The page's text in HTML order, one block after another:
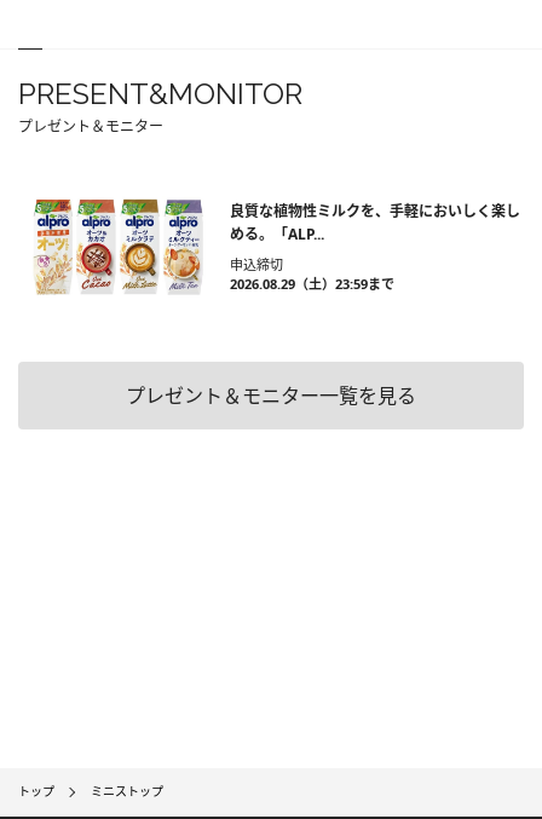
PRESENT&MONITOR
プレゼント＆モニター
良質な植物性ミルクを、手軽においしく楽し
める。「ALP...
申込締切
2026.08.29（土）23:59まで
プレゼント＆モニター一覧を見る
トップ ミニストップ